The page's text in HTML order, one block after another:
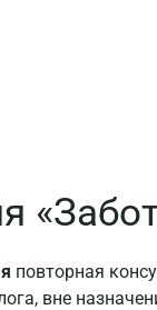
повторная
вне